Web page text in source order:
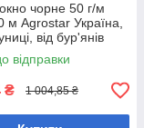
чорне 50 г/м
м Agrostar Україна,
від бур'янів
відправки
₴ 1 004,85 ₴